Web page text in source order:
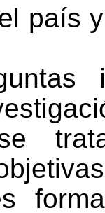
país